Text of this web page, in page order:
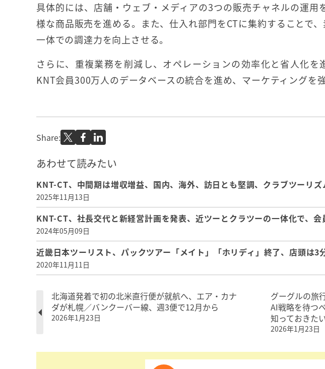
具体的には、店舗・ウェブ・メディアの3つの販売チャネルの運用
様な商品販売を進める。また、仕入れ部門をCTに集約することで
一体での調達力を向上させる。
さらに、重複業務を削減し、オペレーションの効率化と省人化を
KNT会員300万人のデータベースの統合を進め、マーケティングを強
Share:
あわせて読みたい
KNT-CT、中間期は増収増益、国内、海外、訪日とも堅調、クラブツーリ
2025年11月13日
KNT-CT、社長交代と新経営計画を発表、近ツーとクラツーの一体化で、
2024年05月09日
近畿日本ツーリスト、パックツアー「メイト」「ホリディ」終了、店頭は3
2020年11月11日
北海道発着で初の北米直行便が就航へ、エア・カナ
ダが札幌／バンクーバー線、週3便で12月から
2026年1月23日
グーグルの旅
AI戦略を待つ
知っておきた
2026年1月23日